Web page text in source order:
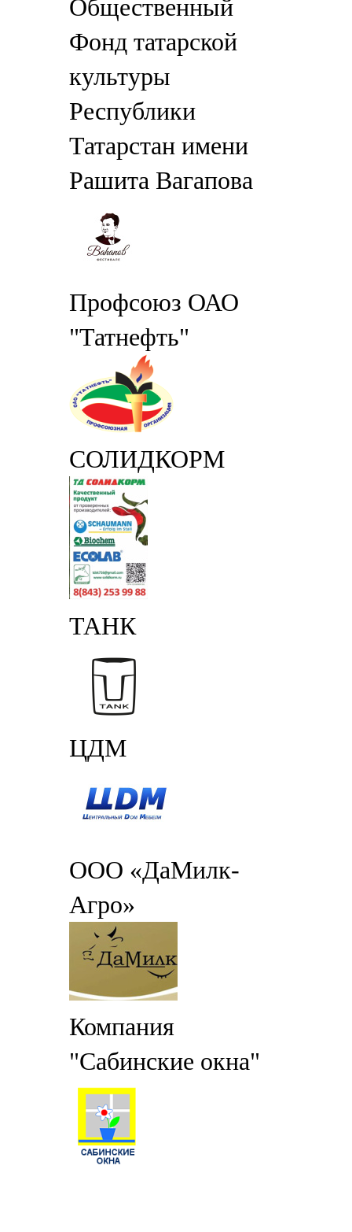
Общественный
Фонд татарской
культуры
Республики
Татарстан имени
Рашита Вагапова
Профсоюз ОАО
"Татнефть"
СОЛИДКОРМ
ТАНК
ЦДМ
ООО «ДаМилк-
Агро»
Компания
"Сабинские окна"